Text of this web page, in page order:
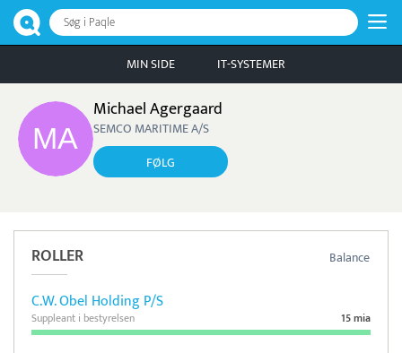
Søg i Paqle
MIN SIDE IT-SYSTEMER
Michael Agergaard
SEMCO MARITIME A/S
FØLG
Balance
ROLLER
C.W. Obel Holding P/S
15 mia
Suppleant i bestyrelsen